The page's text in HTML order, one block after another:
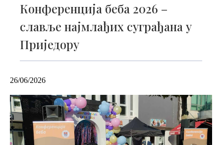
Конференција беба 2026 –
славље најмлађих суграђана у
Приједору
26/06/2026